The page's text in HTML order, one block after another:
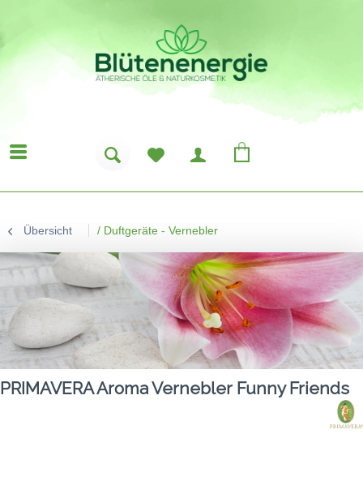
Übersicht / Duftgeräte - Vernebler
PRIMAVERA Aroma Vernebler Funny Friends